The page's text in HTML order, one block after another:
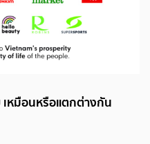
เหมือนหรือแตกต่างกัน